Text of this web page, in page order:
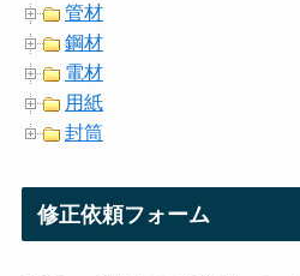
管材
鋼材
電材
用紙
封筒
修正依頼フォーム